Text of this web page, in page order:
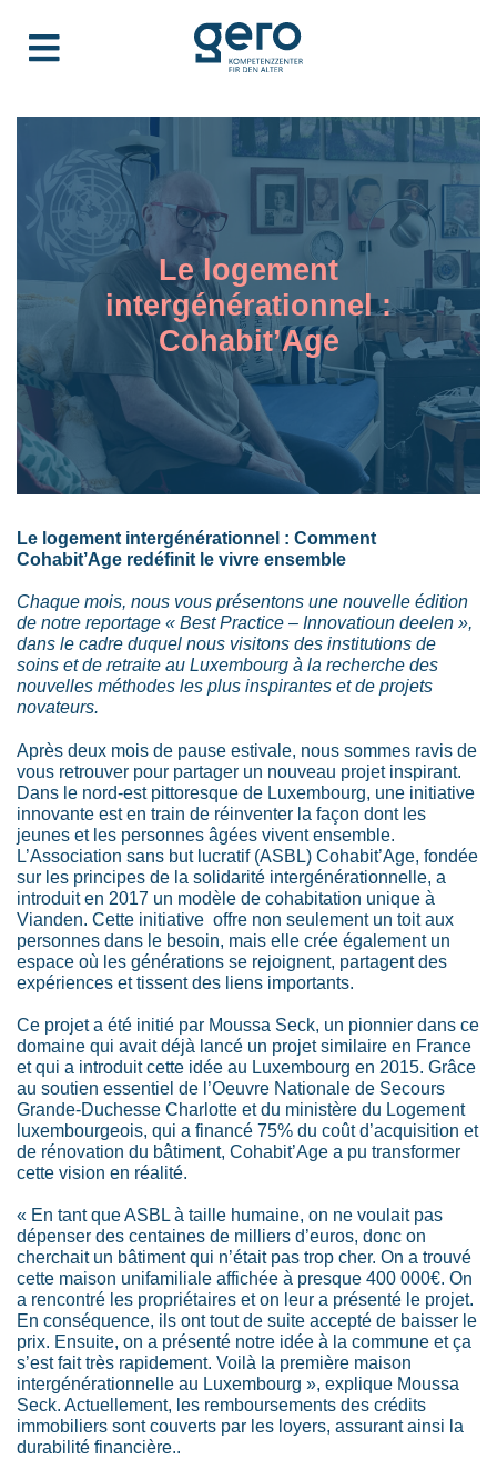
Le logement
intergénérationnel :
Cohabit’Age
Le logement intergénérationnel : Comment
Cohabit’Age redéfinit le vivre ensemble
Chaque mois, nous vous présentons une nouvelle édition
de notre reportage « Best Practice – Innovatioun deelen »,
dans le cadre duquel nous visitons des institutions de
soins et de retraite au Luxembourg à la recherche des
nouvelles méthodes les plus inspirantes et de projets
novateurs.
Après deux mois de pause estivale, nous sommes ravis de
vous retrouver pour partager un nouveau projet inspirant.
Dans le nord-est pittoresque de Luxembourg, une initiative
innovante est en train de réinventer la façon dont les
jeunes et les personnes âgées vivent ensemble.
L’Association sans but lucratif (ASBL) Cohabit’Age, fondée
sur les principes de la solidarité intergénérationnelle, a
introduit en 2017 un modèle de cohabitation unique à
Vianden. Cette initiative offre non seulement un toit aux
personnes dans le besoin, mais elle crée également un
espace où les générations se rejoignent, partagent des
expériences et tissent des liens importants.
Ce projet a été initié par Moussa Seck, un pionnier dans ce
domaine qui avait déjà lancé un projet similaire en France
et qui a introduit cette idée au Luxembourg en 2015. Grâce
au soutien essentiel de l’Oeuvre Nationale de Secours
Grande-Duchesse Charlotte et du ministère du Logement
luxembourgeois, qui a financé 75% du coût d’acquisition et
de rénovation du bâtiment, Cohabit’Age a pu transformer
cette vision en réalité.
« En tant que ASBL à taille humaine, on ne voulait pas
dépenser des centaines de milliers d’euros, donc on
cherchait un bâtiment qui n’était pas trop cher. On a trouvé
cette maison unifamiliale affichée à presque 400 000€. On
a rencontré les propriétaires et on leur a présenté le projet.
En conséquence, ils ont tout de suite accepté de baisser le
prix. Ensuite, on a présenté notre idée à la commune et ça
s’est fait très rapidement. Voilà la première maison
intergénérationnelle au Luxembourg », explique Moussa
Seck. Actuellement, les remboursements des crédits
immobiliers sont couverts par les loyers, assurant ainsi la
durabilité financière..